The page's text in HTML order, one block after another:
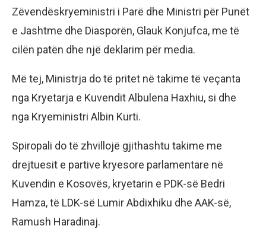
Zëvendëskryeministri i Parë dhe Ministri për Punët
e Jashtme dhe Diasporën, Glauk Konjufca, me të
cilën patën dhe një deklarim për media.
Më tej, Ministrja do të pritet në takime të veçanta
nga Kryetarja e Kuvendit Albulena Haxhiu, si dhe
nga Kryeministri Albin Kurti.
Spiropali do të zhvillojë gjithashtu takime me
drejtuesit e partive kryesore parlamentare në
Kuvendin e Kosovës, kryetarin e PDK-së Bedri
Hamza, të LDK-së Lumir Abdixhiku dhe AAK-së,
Ramush Haradinaj.